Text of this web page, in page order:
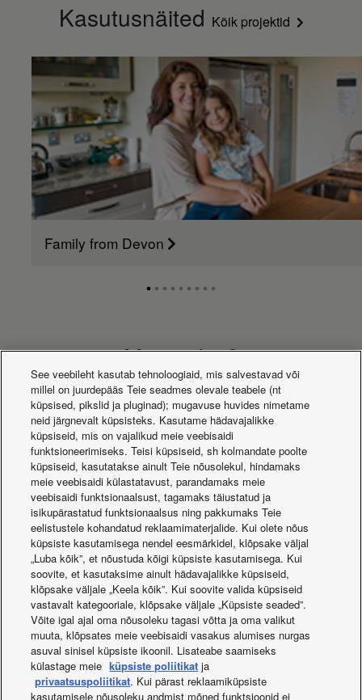
Kasutusnäited Kõik projektid
Family from Devon
Mis uudist?
Aquarea nutikad
lahendused
Aquarea Loop
See veebileht kasutab tehnoloogiaid, mis salvestavad või
millel on juurdepääs Teie seadmes olevale teabele (nt
küpsised, pikslid ja pluginad); mugavuse huvides nimetame
neid järgnevalt küpsisteks. Kasutame hädavajalikke
küpsiseid, mis on vajalikud meie veebisaidi
funktsioneerimiseks. Teisi küpsiseid, sh kolmandate poolte
küpsiseid, kasutatakse ainult Teie nõusolekul, hindamaks
meie veebisaidi külastatavust, parandamaks meie
veebisaidi funktsionaalsust, tagamaks täiustatud ja
isikupärastatud funktsionaalsus ning pakkumaks Teie
eelistustele kohandatud reklaamimaterjalide. Kui olete nõus
küpsiste kasutamisega nendel eesmärkidel, klõpsake väljal
„Luba kõik”, et nõustuda kõigi küpsiste kasutamisega. Kui
soovite, et kasutaksime ainult hädavajalikke küpsiseid,
klõpsake väljale „Keela kõik”. Kui soovite valida küpsiseid
vastavalt kategooriale, klõpsake väljale „Küpsiste seaded”.
Võite igal ajal oma nõusoleku tagasi võtta ja oma valikut
muuta, klõpsates meie veebisaidi vasakus alumises nurgas
asuval sinisel küpsiste ikoonil. Lisateabe saamiseks
külastage meie küpsiste poliitikat ja
privaatsuspoliitikat. Kui pärast reklaamiküpsiste
kasutamisele nõusoleku andmist mõned funktsioonid ei